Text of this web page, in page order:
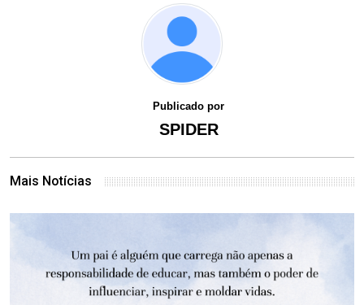
Publicado por
SPIDER
Mais Notícias